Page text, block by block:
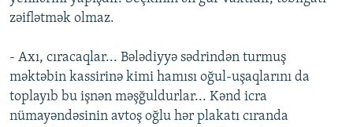
zəiflətmək olmaz.
- Axı, cıracaqlar... Bələdiyyə sədrindən turmuş
məktəbin kassirinə kimi hamısı oğul-uşaqlarını da
toplayıb bu işnən məşğuldurlar... Kənd icra
nümayəndəsinin avtoş oğlu hər plakatı cıranda